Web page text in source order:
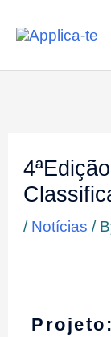
/ Notícias /
Projeto: